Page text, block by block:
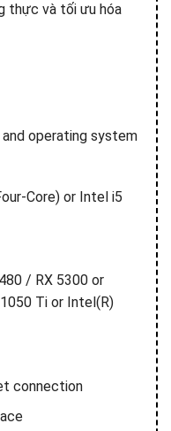
thực và tối ưu hóa
operating system
Core) or Intel i5
/ RX 5300 or
Ti or Intel(R)
connection